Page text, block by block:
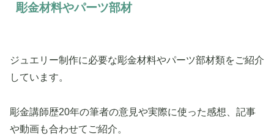
彫金材料やパーツ部材
ジュエリー制作に必要な彫金材料やパーツ部材類をご紹介
しています。
彫金講師歴20年の筆者の意見や実際に使った感想、記事
や動画も合わせてご紹介。